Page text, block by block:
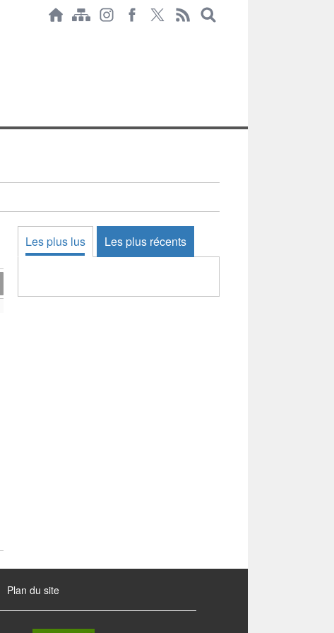
Les plus lus Les plus récents
Plan du site